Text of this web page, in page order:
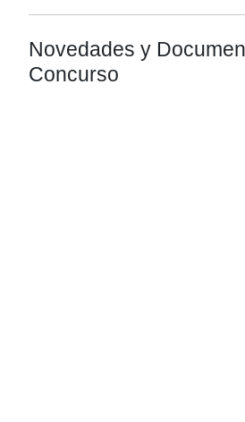
Novedades y
Concurso